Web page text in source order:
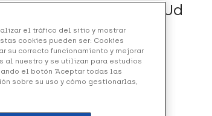
Talla L 18 mm, 1 Ud
del pie y de la mano.
el tráfico del sitio y mostrar
cookies pueden ser: Cookies
su correcto funcionamiento y mejorar
al nuestro y se utilizan para estudios
el botón “Aceptar todas las
sobre su uso y cómo gestionarlas,